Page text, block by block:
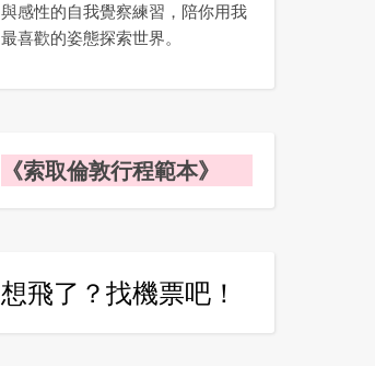
與感性的自我覺察練習，陪你用我
最喜歡的姿態探索世界。
《索取倫敦行程範本》
想飛了？找機票吧！